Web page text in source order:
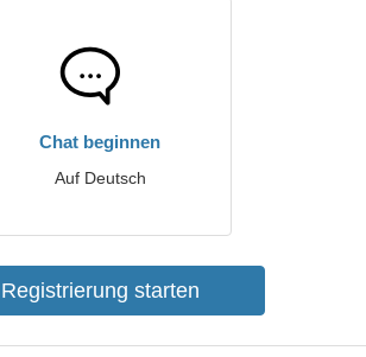
Chat beginnen
Auf Deutsch
Registrierung starten